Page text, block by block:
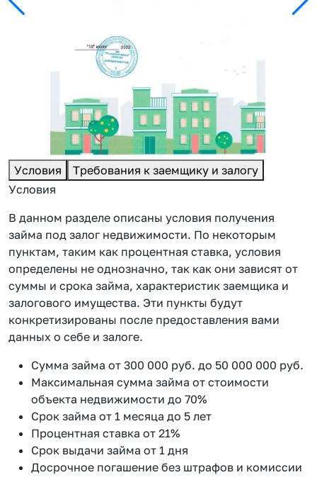
Условия
Требования к заемщику и залогу
Условия
В данном разделе описаны условия получения
займа под залог недвижимости. По некоторым
пунктам, таким как процентная ставка, условия
определены не однозначно, так как они зависят от
суммы и срока займа, характеристик заемщика и
залогового имущества. Эти пункты будут
конкретизированы после предоставления вами
данных о себе и залоге.
Сумма займа от 300 000 руб. до 50 000 000 руб.
Максимальная сумма займа от стоимости
объекта недвижимости до 70%
Срок займа от 1 месяца до 5 лет
Процентная ставка от 21%
Срок выдачи займа от 1 дня
Досрочное погашение без штрафов и комиссии